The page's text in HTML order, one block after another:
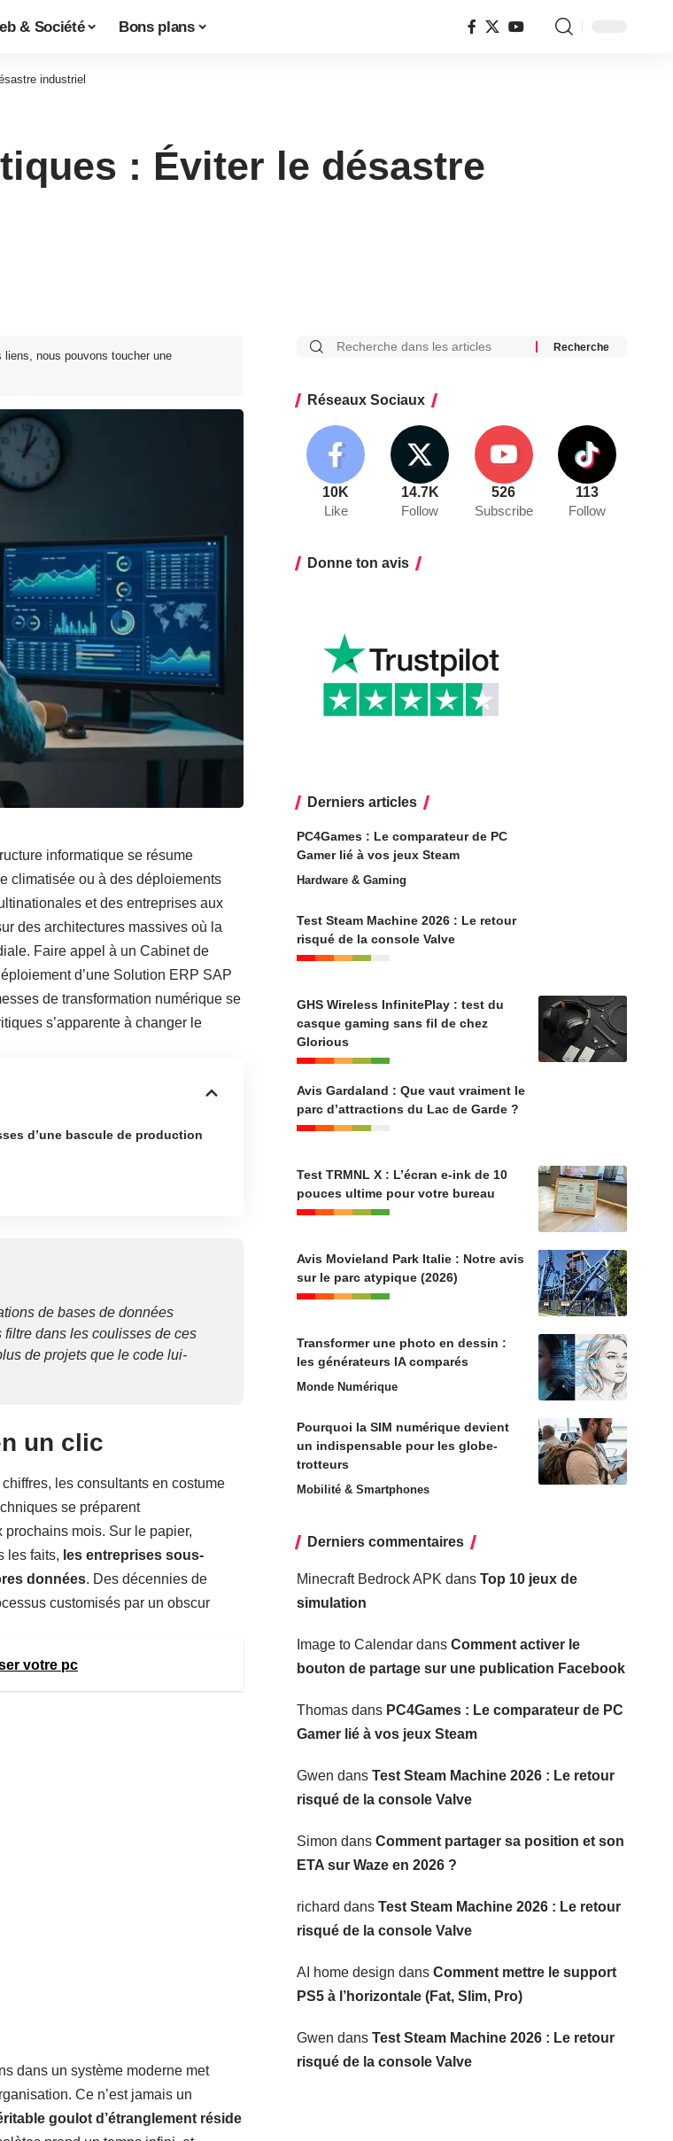
& Société Bons plans
industriel
: Éviter le désastre
nous pouvons toucher une
informatique se résume
climatisée ou à des déploiements
et des entreprises aux
des architectures massives où la
Faire appel à un Cabinet de
d’une Solution ERP SAP
de transformation numérique se
s’apparente à changer le
d’une bascule de production
de bases de données
dans les coulisses de ces
de projets que le code lui-
un clic
les consultants en costume
se préparent
mois. Sur le papier,
les faits, les entreprises sous-
données. Des décennies de
customisés par un obscur
votre pc
dans un système moderne met
Ce n’est jamais un
goulot d’étranglement réside
Réseaux Sociaux
10K
Like
14.7K
Follow
526
Subscribe
113
Follow
Donne ton avis
Derniers articles
PC4Games : Le comparateur de PC
Gamer lié à vos jeux Steam
Hardware & Gaming
Test Steam Machine 2026 : Le retour
risqué de la console Valve
GHS Wireless InfinitePlay : test du
casque gaming sans fil de chez
Glorious
Avis Gardaland : Que vaut vraiment le
parc d’attractions du Lac de Garde ?
Test TRMNL X : L’écran e-ink de 10
pouces ultime pour votre bureau
Avis Movieland Park Italie : Notre avis
sur le parc atypique (2026)
Transformer une photo en dessin :
les générateurs IA comparés
Monde Numérique
Pourquoi la SIM numérique devient
un indispensable pour les globe-
trotteurs
Mobilité & Smartphones
Derniers commentaires
Minecraft Bedrock APK dans Top 10 jeux de
simulation
Image to Calendardans Comment activer le
bouton de partage sur une publication Facebook
Thomasdans PC4Games : Le comparateur de PC
Gamer lié à vos jeux Steam
Gwen dans Test Steam Machine 2026 : Le retour
risqué de la console Valve
Simon dans Comment partager sa position et son
ETA sur Waze en 2026 ?
richard dans Test Steam Machine 2026 : Le retour
risqué de la console Valve
AI home design dans Comment mettre le support
PS5 à l’horizontale (Fat, Slim, Pro)
Gwen dans Test Steam Machine 2026 : Le retour
risqué de la console Valve